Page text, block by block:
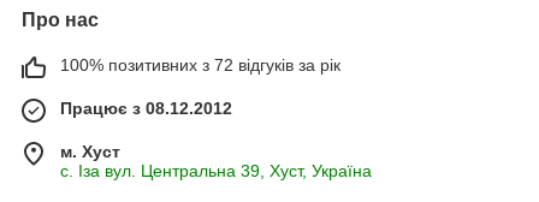
Про нас
100% позитивних з 72 відгуків за рік
Працює з 08.12.2012
м. Хуст
с. Іза вул. Центральна 39, Хуст, Україна